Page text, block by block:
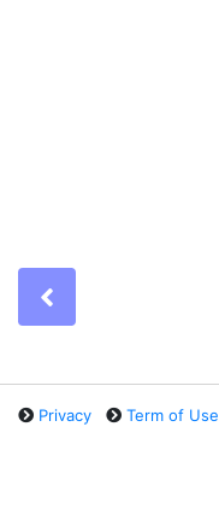
Privacy Term of Use